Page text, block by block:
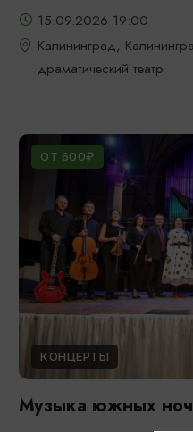
15.09.2026 19:00
Калининград,
драматический театр
ОТ 600₽
КОНЦЕРТЫ
Музыка южных